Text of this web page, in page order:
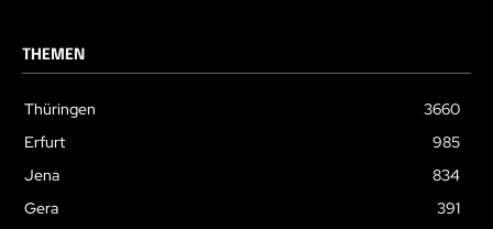
THEMEN
Thüringen
3660
Erfurt
985
Jena
834
Gera
391